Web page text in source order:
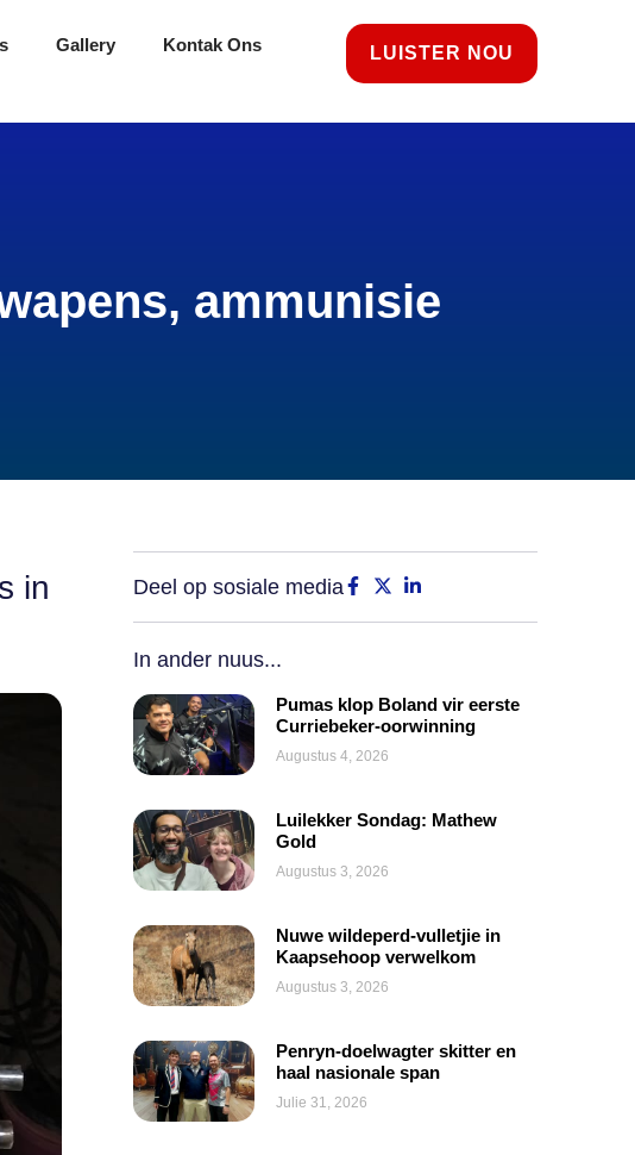
Gallery Kontak Ons LUISTER NOU
ammunisie
in
Deel op sosiale media
In ander nuus...
Pumas klop Boland vir eerste
Curriebeker-oorwinning
Augustus 4, 2026
Luilekker Sondag: Mathew
Gold
Augustus 3, 2026
Nuwe wildeperd-vulletjie in
Kaapsehoop verwelkom
Augustus 3, 2026
Penryn-doelwagter skitter en
haal nasionale span
Julie 31, 2026